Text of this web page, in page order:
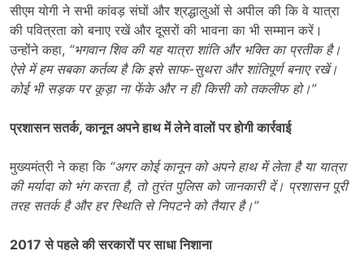
सीएम योगी ने सभी कांवड़ संघों और श्रद्धालुओं से अपील की कि वे यात्रा
की पवित्रता को बनाए रखें और दूसरों की भावना का भी सम्मान करें।
उन्होंने कहा, “भगवान शिव की यह यात्रा शांति और भक्ति का प्रतीक है।
ऐसे में हम सबका कर्तव्य है कि इसे साफ-सुथरा और शांतिपूर्ण बनाए रखें।
कोई भी सड़क पर कूड़ा ना फेंके और न ही किसी को तकलीफ हो।”
प्रशासन सतर्क,कानून अपने हाथ में लेने वालों पर होगी कार्रवाई
मुख्यमंत्री ने कहा कि “अगर कोई कानून को अपने हाथ में लेता है या यात्रा
की मर्यादा को भंग करता है, तो तुरंत पुलिस को जानकारी दें। प्रशासन पूरी
तरह सतर्क है और हर स्थिति से निपटने को तैयार है।”
2017से पहले की सरकारों पर साधा निशाना